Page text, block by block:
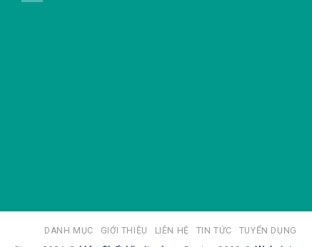
DANH MỤC GIỚI THIỆU LIÊN HỆ TIN TỨC TUYỂN DỤNG